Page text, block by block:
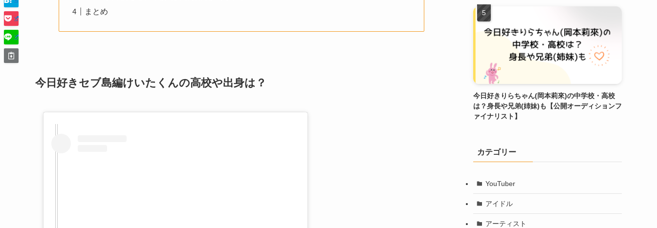
まとめ
今日好きセブ島編けいたくんの高校や出身は？
今日好きりらちゃん(岡本莉來)の中学校・高校
は？身長や兄弟(姉妹)も【公開オーディションフ
ァイナリスト】
カテゴリー
YouTuber
アイドル
アーティスト